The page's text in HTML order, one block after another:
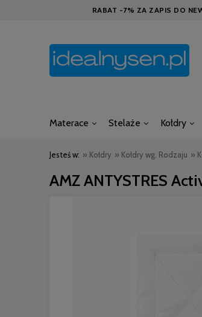
RABAT -7% ZA ZAPIS DO
Materace Stelaże Kołdry
Jesteś w: » Kołdry » Kołdry wg. Rodzaju »
AMZ ANTYSTRES